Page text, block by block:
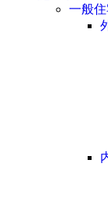
一般